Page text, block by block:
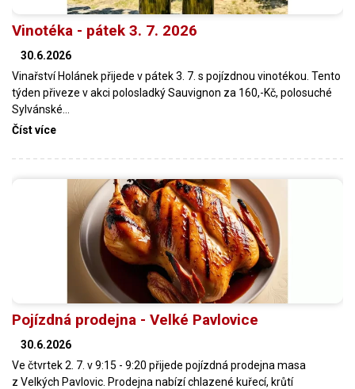
Vinotéka - pátek 3. 7. 2026
30.6.2026
Vinařství Holánek přijede v pátek 3. 7. s pojízdnou vinotékou. Tento
týden přiveze v akci polosladký Sauvignon za 160,-Kč, polosuché
Sylvánské…
Číst více
Pojízdná prodejna - Velké Pavlovice
30.6.2026
Ve čtvrtek 2. 7. v 9:15 - 9:20 přijede pojízdná prodejna masa
z Velkých Pavlovic. Prodejna nabízí chlazené kuřecí, krůtí